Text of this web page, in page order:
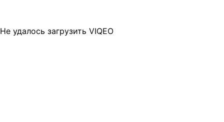
Не удалось загрузить VIQEO